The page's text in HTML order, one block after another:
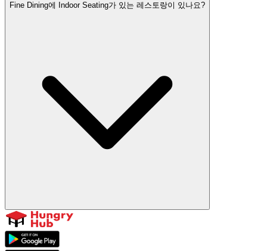
Fine Dining에 Indoor Seating가 있는 레스토랑이 있나요?